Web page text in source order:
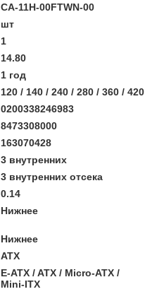
CA-11H-00FTWN-00
шт
1
14.80
1 год
120 / 140 / 240 / 280 / 360 / 420
0200338246983
8473308000
163070428
3 внутренних
3 внутренних отсека
0.14
Нижнее
Нижнее
ATX
E-ATX / ATX / Micro-ATX /
Mini-ITX